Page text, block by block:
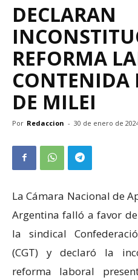
DECLARAN
REFORMA
CONTENIDA
DE MILEI
Por Redaccion - 30 de enero de
La Cámara Nacional de
Argentina falló a favor
la sindical
(CGT) y declaró la
reforma laboral